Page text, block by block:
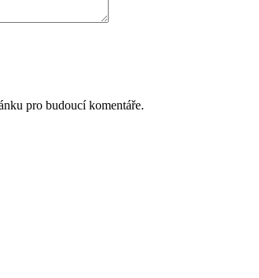
pro budoucí komentáře.